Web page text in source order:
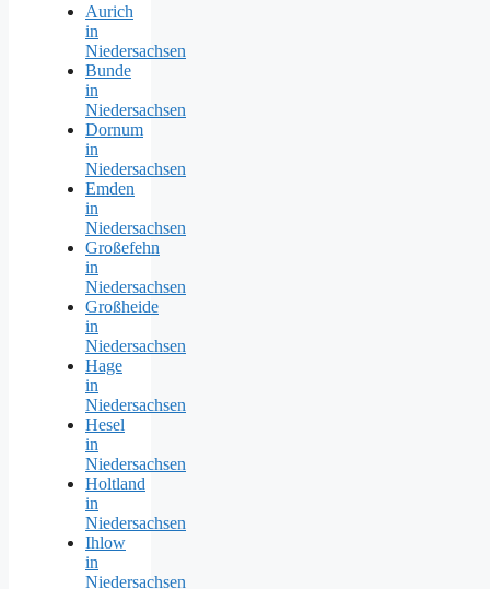
Aurich
in
Niedersachsen
Bunde
in
Niedersachsen
Dornum
in
Niedersachsen
Emden
in
Niedersachsen
Großefehn
in
Niedersachsen
Großheide
in
Niedersachsen
Hage
in
Niedersachsen
Hesel
in
Niedersachsen
Holtland
in
Niedersachsen
Ihlow
in
Niedersachsen